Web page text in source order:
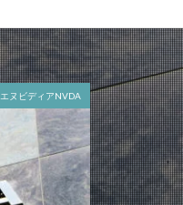
エヌビディアNVDA